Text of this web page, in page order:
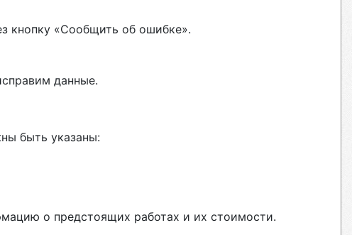
«Сообщить об ошибке».
данные.
быть указаны:
о предстоящих работах и их стоимости.